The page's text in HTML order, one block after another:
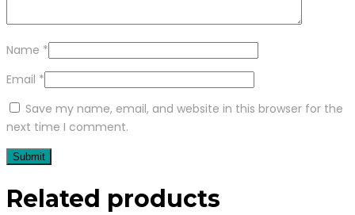
Name *
Email *
Save my name, email, and website in this browser for the
next time I comment.
Related products